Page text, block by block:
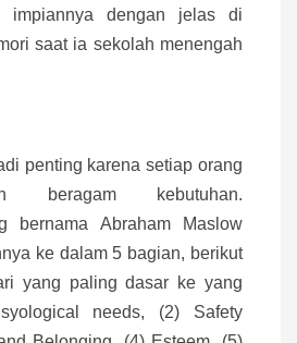
impiannya dengan jelas di
saat ia sekolah menengah
penting karena setiap orang
beragam kebutuhan.
bernama Abraham Maslow
ke dalam 5 bagian, berikut
yang paling dasar ke yang
needs, (2) Safety